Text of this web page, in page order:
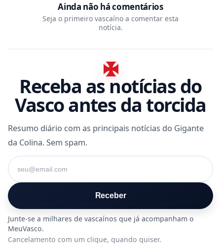
Ainda não há comentários
Seja o primeiro vascaíno a comentar esta
notícia.
Receba as notícias do
Vasco antes da torcida
Resumo diário com as principais notícias do Gigante
da Colina. Sem spam.
Seu e-mail
Receber
Cancelamento com um clique, quando quiser.